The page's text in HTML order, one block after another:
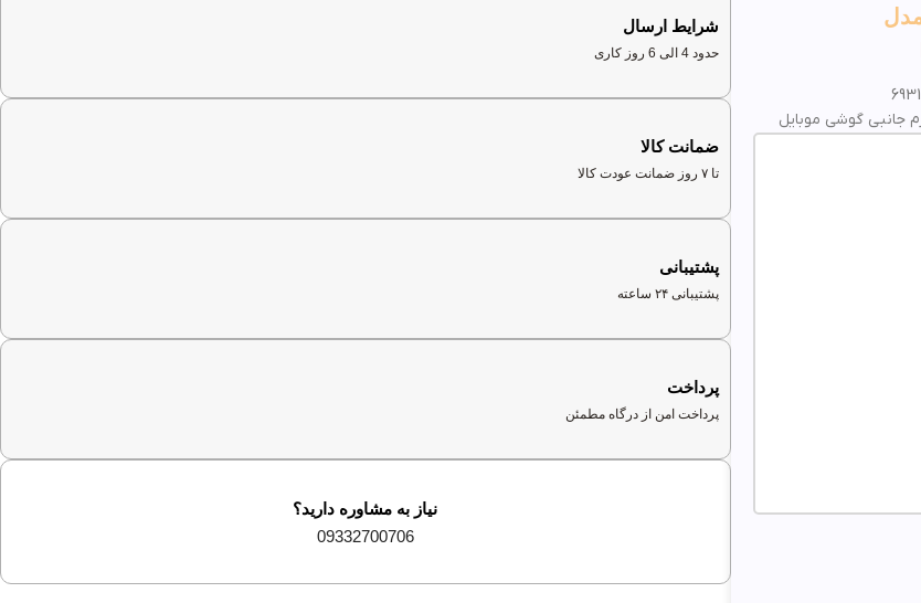
جانبی گوشی موبایل
شرایط ارسال
حدود 4 الی 6 روز کاری
ضمانت کالا
تا ۷ روز ضمانت عودت کالا
پشتیبانی
پشتیبانی ۲۴ ساعته
پرداخت
پرداخت امن از درگاه مطمئن
نیاز به مشاوره دارید؟
09332700706